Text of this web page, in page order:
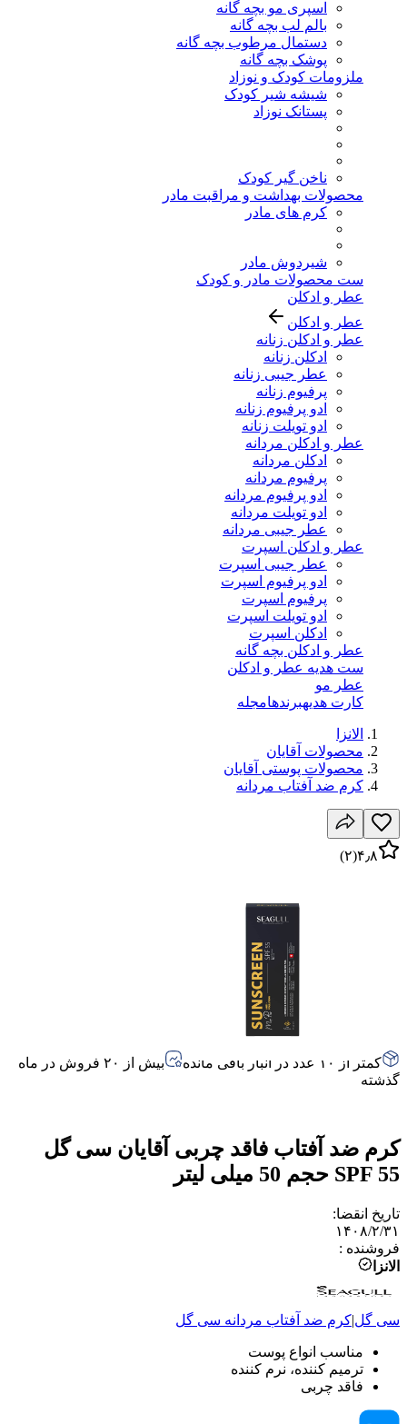
اسپری مو بچه گانه
بالم لب بچه گانه
دستمال مرطوب بچه گانه
پوشک بچه گانه
ملزومات کودک و نوزاد
شیشه شیر کودک
پستانک نوزاد
ناخن گیر کودک
محصولات بهداشت و مراقبت مادر
کرم های مادر
شیردوش مادر
ست محصولات مادر و کودک
عطر و ادکلن
عطر و ادکلن
عطر و ادکلن زنانه
ادکلن زنانه
عطر جیبی زنانه
پرفیوم زنانه
ادو پرفیوم زنانه
ادو تویلت زنانه
عطر و ادکلن مردانه
ادکلن مردانه
پرفیوم مردانه
ادو پرفیوم مردانه
ادو تویلت مردانه
عطر جیبی مردانه
عطر و ادکلن اسپرت
عطر جیبی اسپرت
ادو پرفیوم اسپرت
پرفیوم اسپرت
ادو تویلت اسپرت
ادکلن اسپرت
عطر و ادکلن بچه گانه
ست هدیه عطر و ادکلن
عطر مو
کارت هدیهبرندهامجله
الانزا
محصولات آقایان
محصولات پوستی آقایان
کرم ضد آفتاب مردانه
۴٫۸(۲)
کمتر از ۱۰ عدد در انبار باقی مانده
بیش از ۲۰ فروش در ماه
گذشته
کرم ضد آفتاب فاقد چربی آقایان سی گل
SPF 55 حجم 50 میلی لیتر
تاریخ انقضا:
۱۴۰۸/۲/۳۱
فروشنده :
الانزا
سی گل|کرم ضد آفتاب مردانه سی گل
مناسب انواع پوست
ترمیم کننده، نرم کننده
فاقد چربی